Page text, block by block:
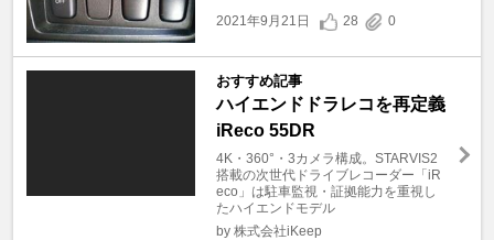
2021年9月21日
28 0
おすすめ記事
ハイエンドドラレコを再定義
iReco 55DR
4K・360°・3カメラ構成。STARVIS2
搭載の次世代ドライブレコーダー「iR
eco」は駐車監視・証拠能力を重視し
たハイエンドモデル
by 株式会社iKeep